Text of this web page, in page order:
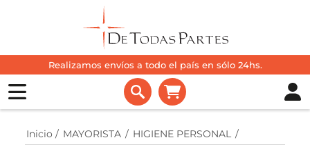
Realizamos envíos a todo el país en sólo 24hs.
Inicio / MAYORISTA / HIGIENE PERSONAL /